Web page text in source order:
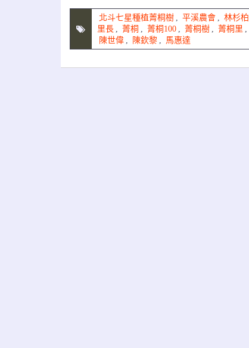
北斗七星種植菁桐樹 , 平溪農會 , 林杉柏
里長 , 菁桐 , 菁桐100 , 菁桐樹 , 菁桐里 ,
陳世偉 , 陳欽黎 , 馬惠達